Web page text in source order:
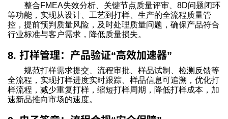
整合FMEA失效分析、关键节点质量评审、8D问题闭环
等功能，实现从设计、工艺到打样、生产的全流程质量管
控，提前预判质量风险，及时处理质量问题，确保产品符合
行业标准与客户需求，降低质量损失。
8. 打样管理：产品验证“高效加速器”
规范打样需求提交、流程审批、样品试制、检测反馈等
全流程，实现打样进度实时跟踪、样品信息可追溯，优化打
样流程，减少重复打样，缩短打样周期，降低打样成本，加
速新品推向市场的速度。